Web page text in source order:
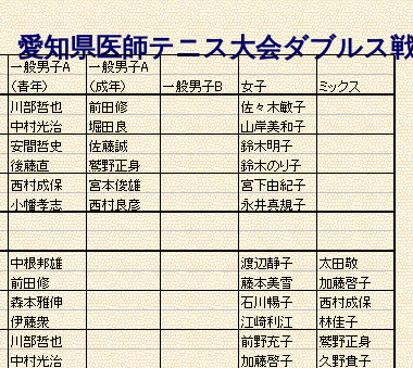
愛知県医師テニス大会ダブルス